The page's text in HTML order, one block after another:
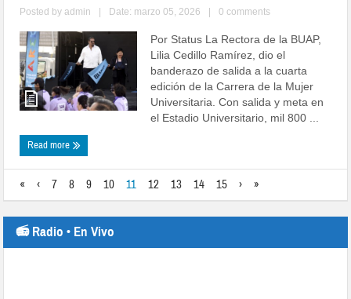
Posted byadmin Date: marzo 05, 2026 0 comments
Por Status La Rectora de la BUAP,
Lilia Cedillo Ramírez, dio el
banderazo de salida a la cuarta
edición de la Carrera de la Mujer
Universitaria. Con salida y meta en
el Estadio Universitario, mil 800 ...
Read more
« ‹ 7 8 9 10 11 12 13 14 15 › »
📻 Radio • En Vivo